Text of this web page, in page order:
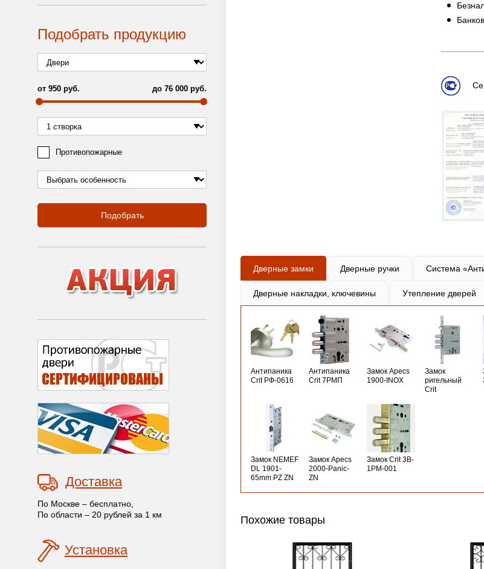
Подобрать продукцию
от 950 руб. до 76 000 руб.
Противопожарные
Подобрать
Доставка
По Москве – бесплатно,
По области – 20 рублей за 1 км
Установка
Дверные замки Дверные ручки Система
Дверные накладки, ключевины Утепление дверей
Антипаника
Crit РФ-0616
Антипаника
Crit 7РМП
Замок Apecs
1900-INOX
Замок
ригельный
Crit
Замок NEMEF
DL 1901-
65mm PZ ZN
Замок Apecs
2000-Panic-
ZN
Замок Crit 3B-
1PM-001
Похожие товары